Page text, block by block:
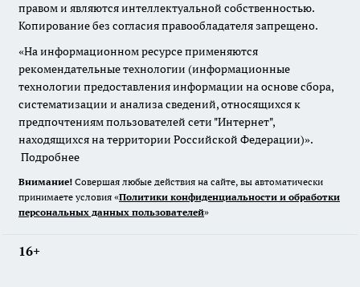
правом и являются интеллектуальной собственностью.
Копирование без согласия правообладателя запрещено.
«На информационном ресурсе применяются
рекомендательные технологии (информационные
технологии предоставления информации на основе сбора,
систематизации и анализа сведений, относящихся к
предпочтениям пользователей сети "Интернет",
находящихся на территории Российской Федерации)».
Подробнее
Внимание! Совершая любые действия на сайте, вы автоматически
принимаете условия «Политики конфиденциальности и обработки
персональных данных пользователей»
16+